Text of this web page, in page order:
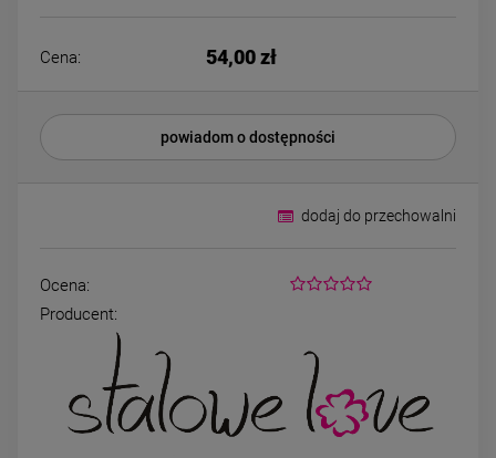
Cena: 54,00 zł
powiadom o dostępności
dodaj do przechowalni
Ocena:
Producent: